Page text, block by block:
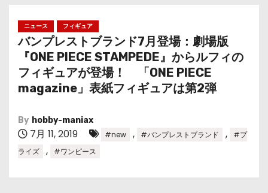
ニュース フィギュア
バンプレストブランド7月登場：劇場版
『ONE PIECE STAMPEDE』からルフィの
フィギュアが登場！ 「ONE PIECE
magazine」表紙フィギュアは第2弾
By hobby-maniax
7月 11, 2019 #new , #バンプレストブランド ,
#プ
ライズ
, #ワンピース